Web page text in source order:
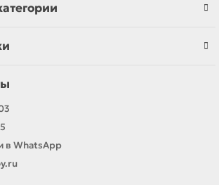
в WhatsApp